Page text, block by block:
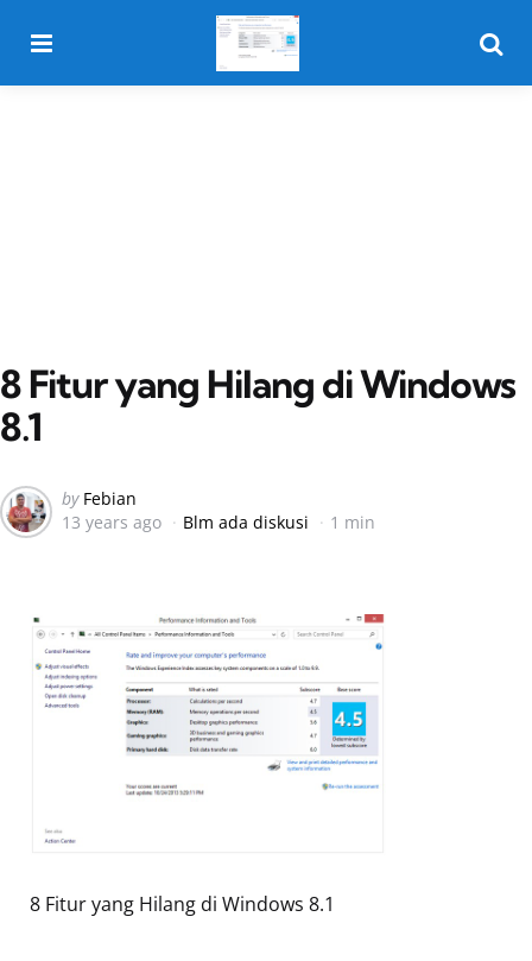
8 Fitur yang Hilang di Windows
8.1
Posted
by
by Febian
13 years ago
Blm ada diskusi 1 min
8 Fitur yang Hilang di Windows 8.1